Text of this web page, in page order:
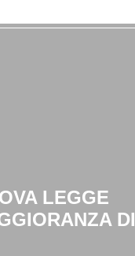
LEGGE
DI